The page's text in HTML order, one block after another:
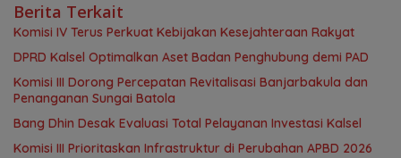
Berita Terkait
Komisi IV Terus Perkuat Kebijakan Kesejahteraan Rakyat
‎DPRD Kalsel Optimalkan Aset Badan Penghubung demi PAD
‎Komisi III Dorong Percepatan Revitalisasi Banjarbakula dan
Penanganan Sungai Batola
‎Bang Dhin Desak Evaluasi Total Pelayanan Investasi Kalsel
‎Komisi III Prioritaskan Infrastruktur di Perubahan APBD 2026